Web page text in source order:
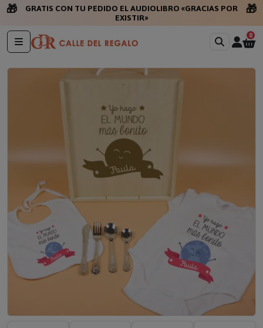
🎁
GRATIS CON TU PEDIDO EL AUDIOLIBRO «GRACIAS POR
EXISTIR»
🎁
0